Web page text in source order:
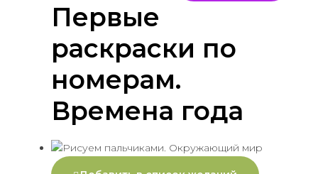
Первые
раскраски по
номерам.
Времена года